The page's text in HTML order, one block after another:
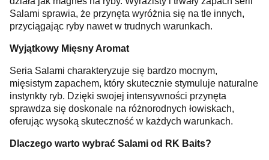
Salami sprawia, że przynęta wyróżnia się na tle innych,
przyciągając ryby nawet w trudnych warunkach.
Wyjątkowy Mięsny Aromat
Seria Salami charakteryzuje się bardzo mocnym,
mięsistym zapachem, który skutecznie stymuluje naturalne
instynkty ryb. Dzięki swojej intensywności przynęta
sprawdza się doskonale na różnorodnych łowiskach,
oferując wysoką skuteczność w każdych warunkach.
Dlaczego warto wybrać Salami od RK Baits?